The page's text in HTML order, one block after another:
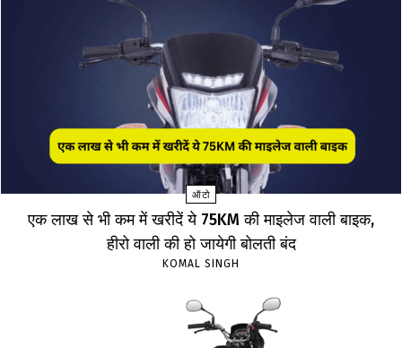
ऑटो
एक लाख से भी कम में खरीदें ये 75KM की माइलेज वाली बाइक,
हीरो वाली की हो जायेगी बोलती बंद
KOMAL SINGH